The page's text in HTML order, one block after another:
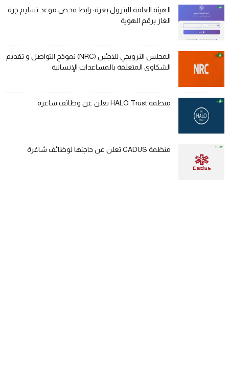
الهيئة العامة للبترول بغزة: رابط فحص موعد تسليم جرة
الغاز برقم الهوية
المجلس النرويجي للاجئين (NRC) نموذج التواصل و تقديم
الشكاوى المتعلقة بالمساعدات الإنسانية
منظمة HALO Trust تعلن عن وظائف شاغرة
منظمة CADUS تعلن عن حاجتها لوظائف شاغرة